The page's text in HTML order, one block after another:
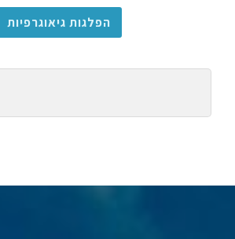
הפלגות גיאוגרפיות